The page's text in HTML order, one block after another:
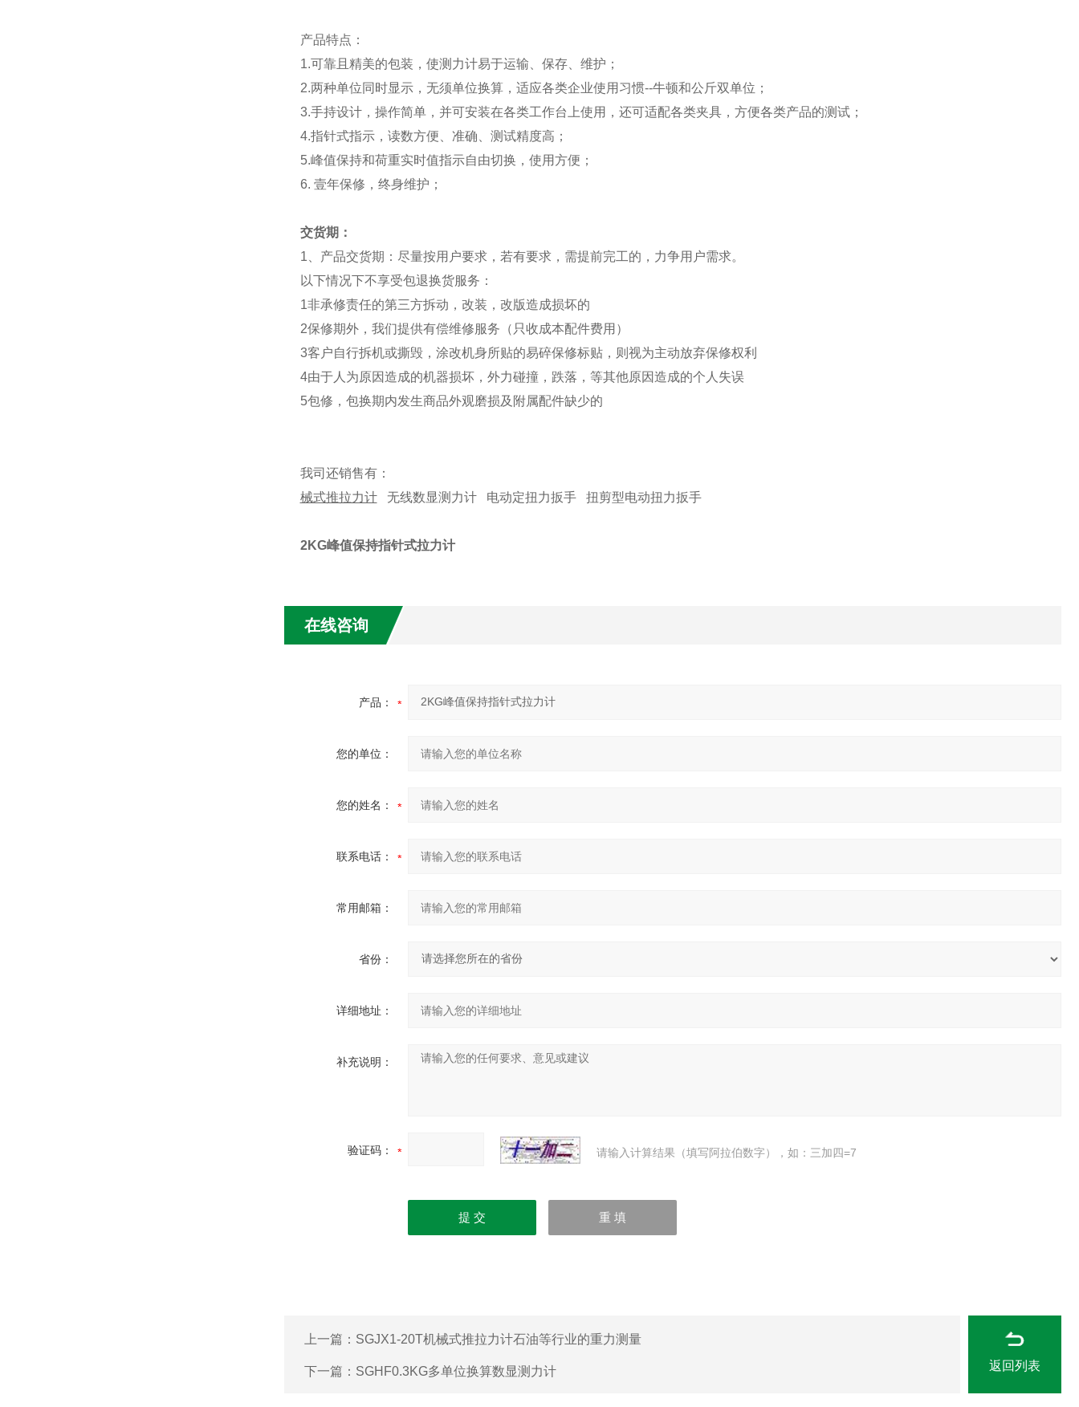
产品特点：
1.可靠且精美的包装，使测力计易于运输、保存、维护；
2.两种单位同时显示，无须单位换算，适应各类企业使用习惯--牛顿和公斤双单位；
3.手持设计，操作简单，并可安装在各类工作台上使用，还可适配各类夹具，方便各类产品的测试；
4.指针式指示，读数方便、准确、测试精度高；
5.峰值保持和荷重实时值指示自由切换，使用方便；
6. 壹年保修，终身维护；
交货期：
1 、产品交货期：尽量按用户要求，若有要求，需提前完工的，力争用户需求。
以下情况下不享受包退换货服务：
1非承修责任的第三方拆动，改装，改版造成损坏的
2保修期外，我们提供有偿维修服务（只收成本配件费用）
3客户自行拆机或撕毁，涂改机身所贴的易碎保修标贴，则视为主动放弃保修权利
4由于人为原因造成的机器损坏，外力碰撞，跌落，等其他原因造成的个人失误
5包修，包换期内发生商品外观磨损及附属配件缺少的
我司还销售有：
械式推拉力计
无线数显测力计 电动定扭力扳手 扭剪型电动扭力扳手
2KG峰值保持指针式拉力计
在线咨询
产品：
您的单位：
您的姓名：
联系电话：
常用邮箱：
省份：
详细地址：
补充说明：
验证码： 请输入计算结果（填写阿拉伯数字），如：三加四=7
上一篇： SGJX1-20T机械式推拉力计石油等行业的重力测量
下一篇： SGHF0.3KG多单位换算数显测力计 返回列表